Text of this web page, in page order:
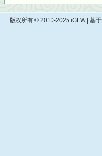
版权所有 © 2010-2025 iGFW | 基于